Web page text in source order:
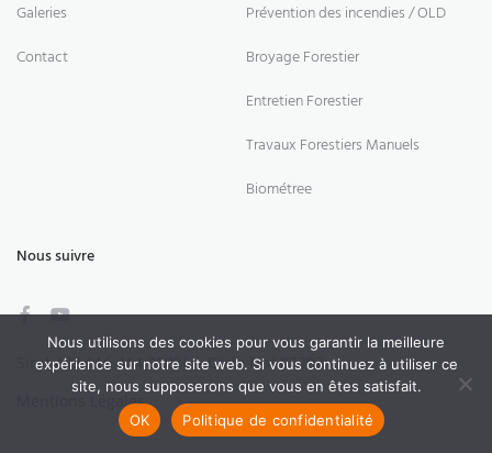
Galeries
Contact
Prévention des incendies / OLD
Broyage Forestier
Entretien Forestier
Travaux Forestiers Manuels
Biométree
Nous suivre
Siret 493 016 414 00036 – Code Naf 0220Z
Mentions Légales
Nous utilisons des cookies pour vous garantir la meilleure
expérience sur notre site web. Si vous continuez à utiliser ce
site, nous supposerons que vous en êtes satisfait.
OK
Politique de confidentialité